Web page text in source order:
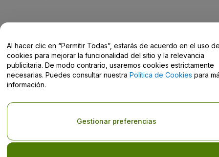
Centro de Ayuda / Contacto
El uso de este sitio web constituye la aceptación de los
Política de Privacidad, de laPolítica de Cookies
No compartir mi información personal ni tus opciones de
Al hacer clic en “Permitir Todas”, estarás de acuerdo en el uso
cookies para mejorar la funcionalidad del sitio y la relevancia
publicitaria. De modo contrario, usaremos cookies estrictamente
necesarias. Puedes consultar nuestra Política de Cookies para
información.
Gestionar preferencias